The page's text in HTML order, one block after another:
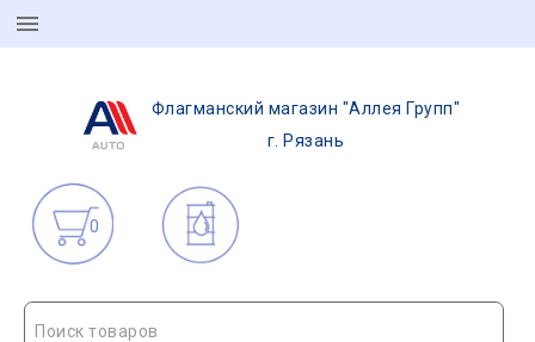
Флагманский магазин "Аллея Групп"
г. Рязань
0
Поиск товаров